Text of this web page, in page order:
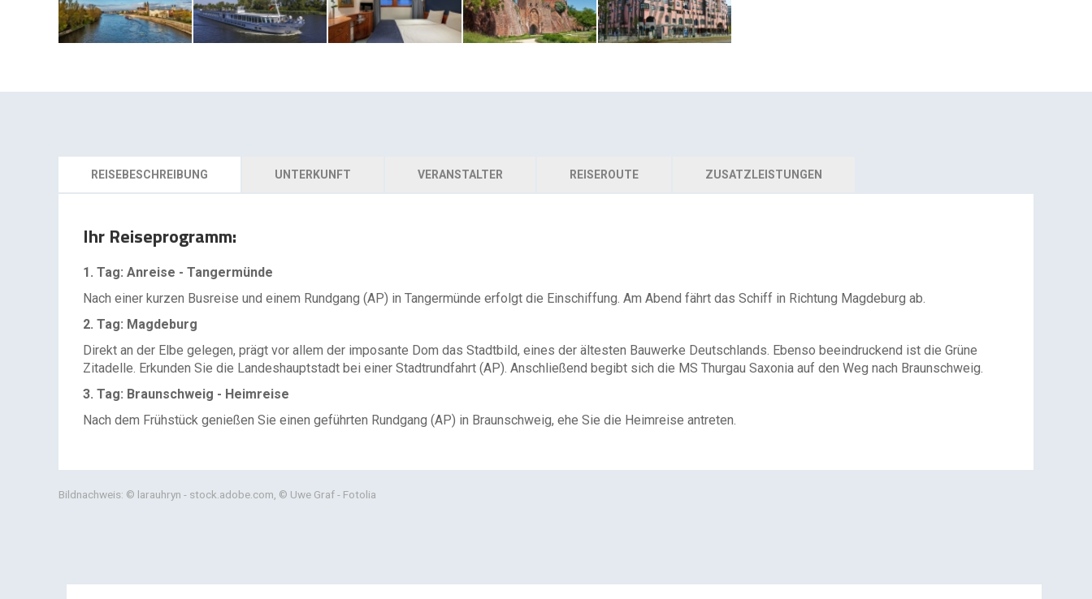
REISEBESCHREIBUNG UNTERKUNFT VERANSTALTER REISEROUTE ZUSATZLEISTUNGEN
Ihr Reiseprogramm:
1. Tag: Anreise - Tangermünde
Nach einer kurzen Busreise und einem Rundgang (AP) in Tangermünde erfolgt die Einschiffung. Am Abend fährt das Schiff in Richtung Magdeburg ab.
2. Tag: Magdeburg
Direkt an der Elbe gelegen, prägt vor allem der imposante Dom das Stadtbild, eines der ältesten Bauwerke Deutschlands. Ebenso beeindruckend ist die Grüne
Zitadelle. Erkunden Sie die Landeshauptstadt bei einer Stadtrundfahrt (AP). Anschließend begibt sich die MS Thurgau Saxonia auf den Weg nach Braunschweig.
3. Tag: Braunschweig - Heimreise
Nach dem Frühstück genießen Sie einen geführten Rundgang (AP) in Braunschweig, ehe Sie die Heimreise antreten.
Bildnachweis: © larauhryn - stock.adobe.com, © Uwe Graf - Fotolia